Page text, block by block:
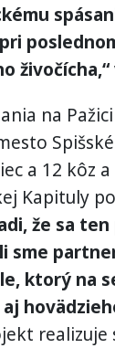
živočícha,“
na
a 12 kôz
Kapituly
že sa
sme
ktorý na